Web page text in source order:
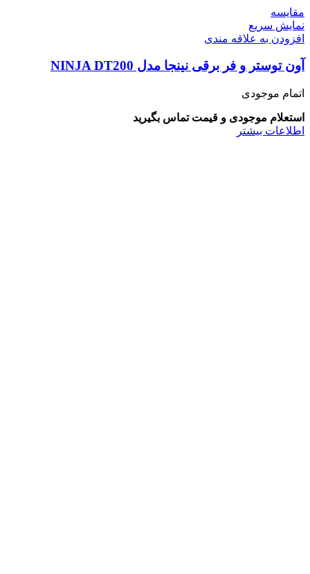
مقايسه
نمایش سریع
افزودن به علاقه مندی
آون توستر و فر برقی نینجا مدل NINJA DT200
اتمام موجودی
استعلام موجودی و قیمت تماس بگیرید
اطلاعات بیشتر